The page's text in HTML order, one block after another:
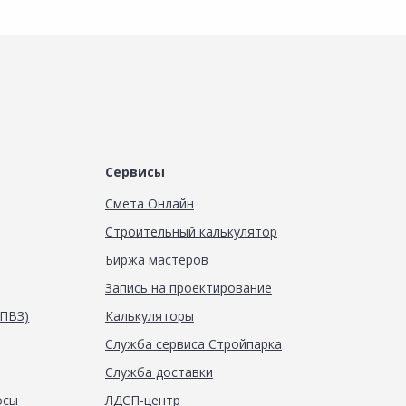
Сервисы
Смета Онлайн
Строительный калькулятор
Биржа мастеров
Запись на проектирование
Калькуляторы
Служба сервиса Стройпарка
Служба доставки
ЛДСП-центр